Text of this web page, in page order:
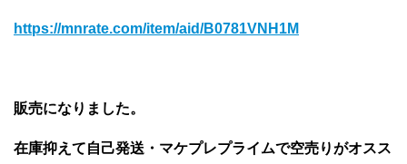
https://mnrate.com/item/aid/B0781VNH1M
販売になりました。
在庫抑えて自己発送・マケプレプライムで空売りがオスス